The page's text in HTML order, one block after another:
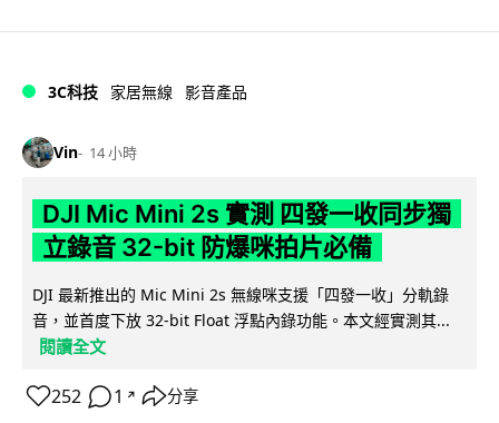
3C科技 家居無線 影音產品
Vin 14 小時
DJI Mic Mini 2s 實測 四發一收同步獨
立錄音 32-bit 防爆咪拍片必備
DJI 最新推出的 Mic Mini 2s 無線咪支援「四發一收」分軌錄
音，並首度下放 32-bit Float 浮點內錄功能。本文經實測其...
閱讀全文
252 1 ↗ 分享